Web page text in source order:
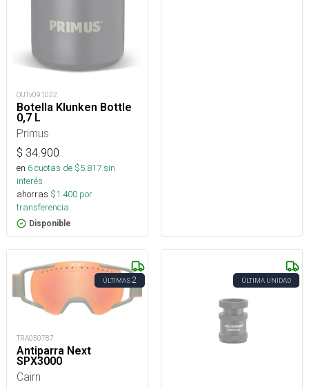
OUTv091022
Botella Klunken Bottle
0,7 L
Primus
$ 34.900
en 6cuotas de $5.817sin
interés
ahorras $1.400 por
transferencia.
Disponible
ÚLTIMAS2
TRA050787
Antiparra Next
SPX3000
Cairn
ÚLTIMA UNIDAD